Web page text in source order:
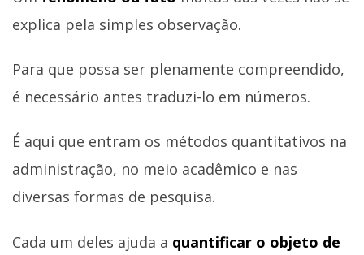
explica pela simples observação.
Para que possa ser plenamente compreendido,
é necessário antes traduzi-lo em números.
É aqui que entram os métodos quantitativos na
administração, no meio acadêmico e nas
diversas formas de pesquisa.
Cada um deles ajuda a quantificar o objeto de